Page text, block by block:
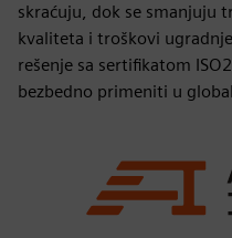
skraćuju, dok se smanjuju
kvaliteta i troškovi
rešenje sa sertifikatom
bezbedno primeniti u